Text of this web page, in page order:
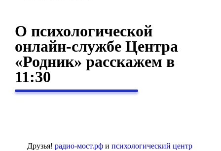
О психологической
онлайн-службе Центра
«Родник» расскажем в
11:30
Друзья! радио-мост.рф и психологический центр